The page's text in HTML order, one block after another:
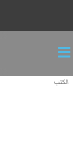
الكتب